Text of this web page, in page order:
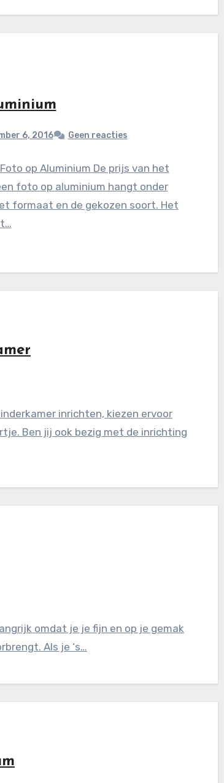
6, 2016 Geen reacties
op Aluminium De prijs van het
foto op aluminium hangt onder
formaat en de gekozen soort. Het
inrichten, kiezen ervoor
Ben jij ook bezig met de inrichting
omdat je je fijn en op je gemak
Als je ‘s…